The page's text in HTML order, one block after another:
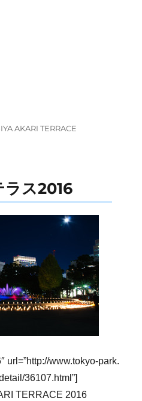
AKARI TERRACE
ラス2016
url=”http://www.tokyo-park.
36107.html”]
TERRACE 2016